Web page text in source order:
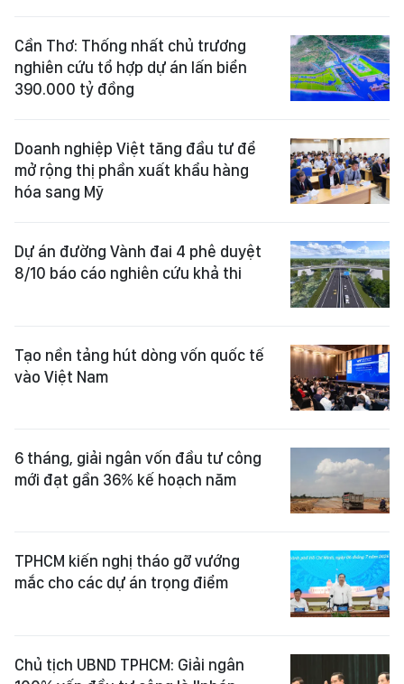
Cần Thơ: Thống nhất chủ trương
nghiên cứu tổ hợp dự án lấn biển
390.000 tỷ đồng
Doanh nghiệp Việt tăng đầu tư để
mở rộng thị phần xuất khẩu hàng
hóa sang Mỹ
Dự án đường Vành đai 4 phê duyệt
8/10 báo cáo nghiên cứu khả thi
Tạo nền tảng hút dòng vốn quốc tế
vào Việt Nam
6 tháng, giải ngân vốn đầu tư công
mới đạt gần 36% kế hoạch năm
TPHCM kiến nghị tháo gỡ vướng
mắc cho các dự án trọng điểm
Chủ tịch UBND TPHCM: Giải ngân